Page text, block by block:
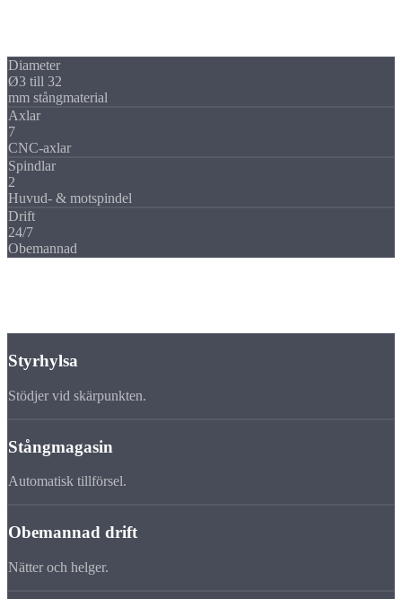
Diameter
Ø3 till 32
mm stångmaterial
Axlar
7
CNC-axlar
Spindlar
2
Huvud- & motspindel
Drift
24/7
Obemannad
Styrhylsa
Stödjer vid skärpunkten.
Stångmagasin
Automatisk tillförsel.
Obemannad drift
Nätter och helger.